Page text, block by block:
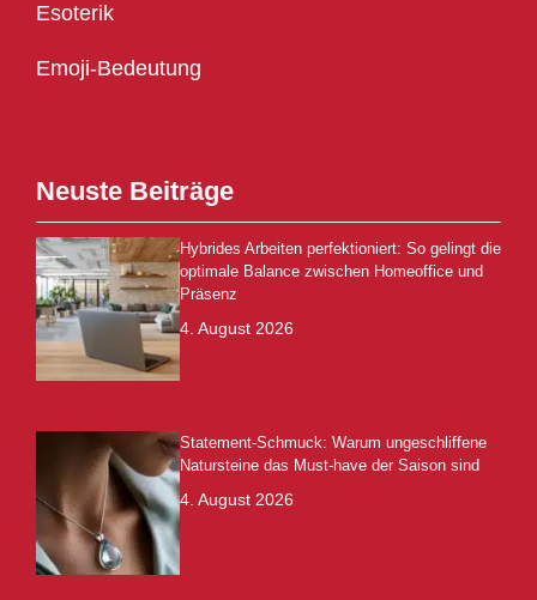
Esoterik
Emoji-Bedeutung
Neuste Beiträge
Hybrides Arbeiten perfektioniert: So gelingt die
optimale Balance zwischen Homeoffice und
Präsenz
4. August 2026
Statement-Schmuck: Warum ungeschliffene
Natursteine das Must-have der Saison sind
4. August 2026